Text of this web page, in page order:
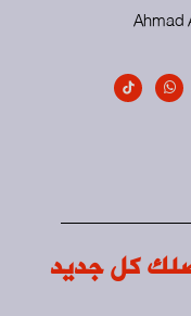
Ahmad
كل جديد